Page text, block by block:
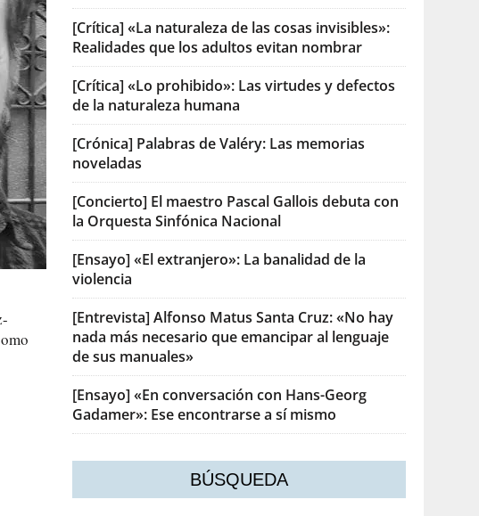
[Crítica] «La naturaleza de las cosas invisibles»:
Realidades que los adultos evitan nombrar
[Crítica] «Lo prohibido»: Las virtudes y defectos
de la naturaleza humana
[Crónica] Palabras de Valéry: Las memorias
noveladas
[Concierto] El maestro Pascal Gallois debuta con
la Orquesta Sinfónica Nacional
[Ensayo] «El extranjero»: La banalidad de la
violencia
[Entrevista] Alfonso Matus Santa Cruz: «No hay
nada más necesario que emancipar al lenguaje
de sus manuales»
[Ensayo] «En conversación con Hans-Georg
Gadamer»: Ese encontrarse a sí mismo
BÚSQUEDA